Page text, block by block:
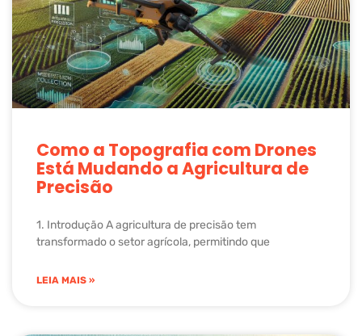
Como a Topografia com Drones
Está Mudando a Agricultura de
Precisão
1. Introdução A agricultura de precisão tem
transformado o setor agrícola, permitindo que
LEIA MAIS »